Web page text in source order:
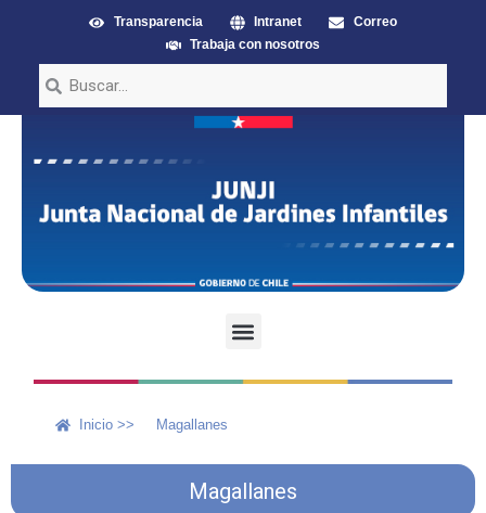
Transparencia Intranet
Correo
Trabaja con nosotros
Inicio >> Magallanes
Magallanes